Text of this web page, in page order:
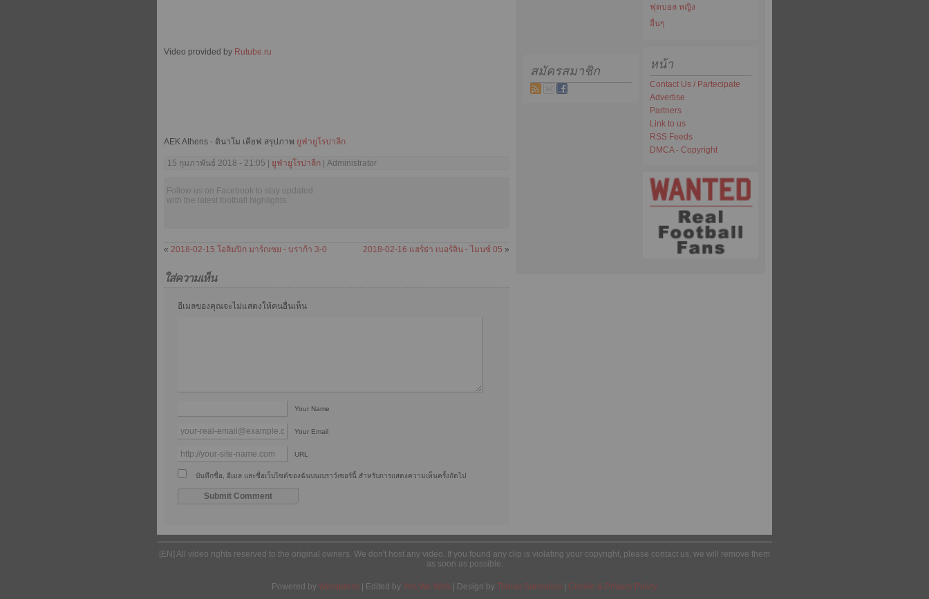
Video provided by Rutube.ru
AEK Athens - ดินาโม เคียฟ สรุปภาพ ยูฟ่ายูโรปาลีก
15 กุมภาพันธ์ 2018 - 21:05 | ยูฟ่ายูโรปาลีก | Administrator
Follow us on Facebook to stay updated
with the latest football highlights.
« 2018-02-15 โอลิมปิก มาร์กเซย - บราก้า 3-0 2018-02-16 แฮร์ธ่า เบอร์ลิน - ไมนซ์ 05 »
ใส่ความเห็น
อีเมลของคุณจะไม่แสดงให้คนอื่นเห็น
Your Name
Your Email
URL
บันทึกชื่อ, อีเมล และชื่อเว็บไซต์ของฉันบนเบราว์เซอร์นี้ สำหรับการแสดงความเห็นครั้งถัดไป
สมัครสมาชิก
ฟุตบอล หญิง
อื่นๆ
หน้า
Contact Us / Partecipate
Advertise
Partners
Link to us
RSS Feeds
DMCA - Copyright
[EN] All video rights reserved to the original owners. We don't host any video. If you found any clip is violating your copyright, please contact us, we will remove them
as soon as possible.
Powered by Wordpress | Edited by Yes We Web | Design by Tobias Sandelius Cookie & Privacy Policy